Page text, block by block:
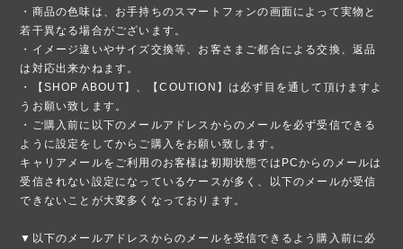
・商品の色味は、お手持ちのスマートフォンの画面によって実物と
若干異なる場合がございます。
・イメージ違いやサイズ交換等、お客さまご都合による交換、返品
は対応出来かねます。
・【SHOP ABOUT】、【COUTION】は必ず目を通して頂けますよ
うお願い致します。
・ご購入前に以下のメールアドレスからのメールを必ず受信できる
ように設定をしてからご購入をお願い致します。
キャリアメールをご利用のお客様は初期状態ではPCからのメールは
受信されない設定になっているケースが多く、以下のメールが受信
できないことが大変多くなっております。
▼以下のメールアドレスからのメールを受信できるよう購入前に必